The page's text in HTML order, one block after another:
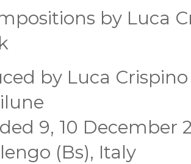
by Luca
by Luca
9, 10 December
(Bs), Italy